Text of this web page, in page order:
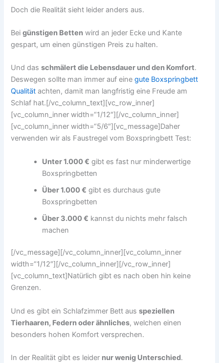
Doch die Realität sieht leider anders aus.
Beigünstigen Betten wird an jeder Ecke und Kante
gespart, um einen günstigen Preis zu halten.
Und dasschmälert die Lebensdauer und den Komfort.
Deswegen sollte man immer auf einegute Boxspringbett
Qualität achten, damit man langfristig eine Freude am
Schlaf hat.[/vc_column_text][vc_row_inner]
[vc_column_inner width=“1/12″][/vc_column_inner]
[vc_column_inner width=“5/6″][vc_message]Daher
verwenden wir als Faustregel vom Boxspringbett Test:
Unter 1.000 € gibt es fast nur minderwertige
Boxspringbetten
Über 1.000 € gibt es durchaus gute
Boxspringbetten
Über 3.000 € kannst du nichts mehr falsch
machen
[/vc_message][/vc_column_inner][vc_column_inner
width=“1/12″][/vc_column_inner][/vc_row_inner]
[vc_column_text]Natürlich gibt es nach oben hin keine
Grenzen.
Und es gibt ein Schlafzimmer Bett ausspeziellen
Tierhaaren, Federn oder ähnliches, welchen einen
besonders hohen Komfort versprechen.
In der Realität gibt es leider nur wenig Unterschied.